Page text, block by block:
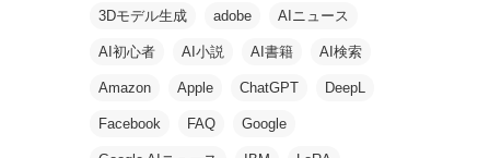
3Dモデル生成 adobe AIニュース
AI初心者 AI小説 AI書籍 AI検索
Amazon Apple ChatGPT DeepL
Facebook FAQ Google